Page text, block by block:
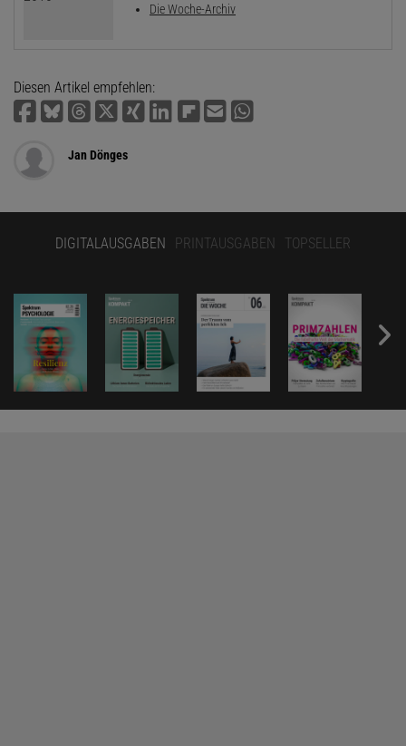
Die Woche-Archiv
Diesen Artikel empfehlen:
Jan Dönges
DIGITALAUSGABEN PRINTAUSGABEN TOPSELLER